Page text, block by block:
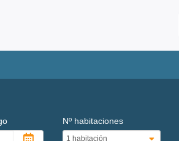
Nº habitaciones